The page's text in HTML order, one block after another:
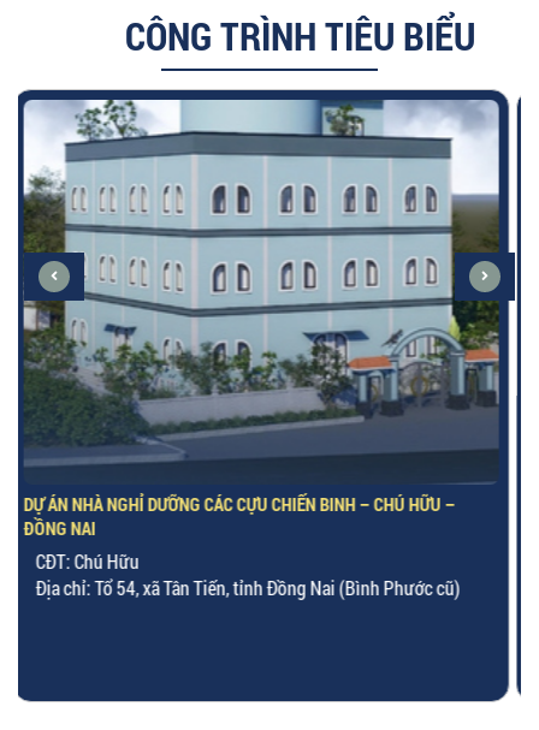
CÔNG TRÌNH TIÊU BIỂU
DỰ ÁN NHÀ Ở KẾT HỢP VĂN PHÒNG – CHỊ TÂM – P. PHÚ ĐỊNH, TP.
HCM
CĐT: Chị Tâm
Địa chỉ: 63 Lương Ngọc Quyến, P.13, Q.8